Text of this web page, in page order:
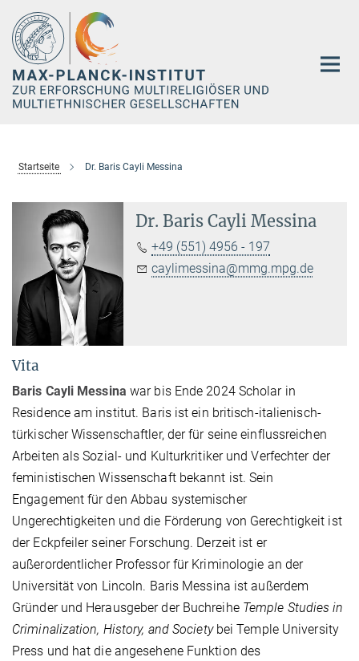
Hauptinhalt
Startseite Dr. Baris Cayli Messina
Dr. Baris Cayli Messina
+49 (551) 4956 - 197
caylimessina@mmg.mpg.de
Vita
Baris Cayli Messina war bis Ende 2024 Scholar in
Residence am institut. Baris ist ein britisch-italienisch-
türkischer Wissenschaftler, der für seine einflussreichen
Arbeiten als Sozial- und Kulturkritiker und Verfechter der
feministischen Wissenschaft bekannt ist. Sein
Engagement für den Abbau systemischer
Ungerechtigkeiten und die Förderung von Gerechtigkeit ist
der Eckpfeiler seiner Forschung. Derzeit ist er
außerordentlicher Professor für Kriminologie an der
Universität von Lincoln. Baris Messina ist außerdem
Gründer und Herausgeber der Buchreihe Temple Studies in
Criminalization, History, and Societybei Temple University
Press und hat die angesehene Funktion des